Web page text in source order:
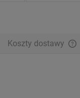
Koszty dostawy